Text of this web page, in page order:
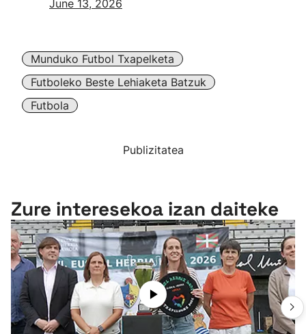
June 13, 2026
Munduko Futbol Txapelketa
Futboleko Beste Lehiaketa Batzuk
Futbola
Publizitatea
Zure interesekoa izan daiteke